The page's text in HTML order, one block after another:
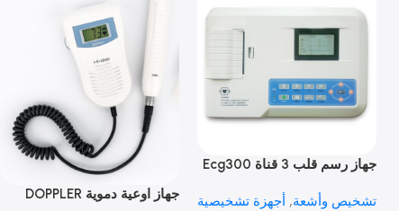
جهاز رسم قلب 3 قناة Ecg300
تشخيص وأشعة, أجهزة تشخيصية
جهاز اوعية دموية DOPPLER